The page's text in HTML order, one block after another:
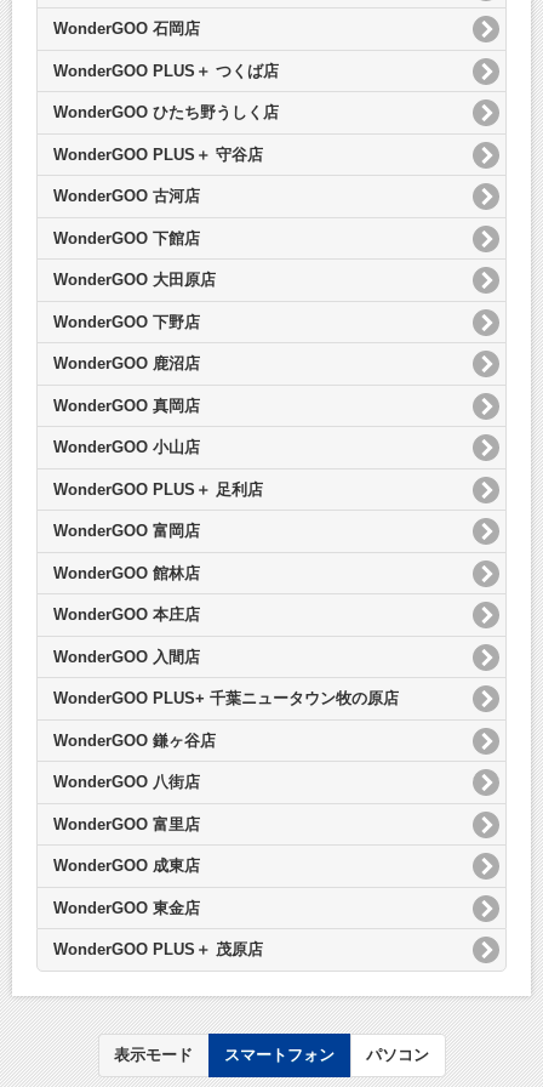
WonderGOO 石岡店
WonderGOO PLUS＋ つくば店
WonderGOO ひたち野うしく店
WonderGOO PLUS＋ 守谷店
WonderGOO 古河店
WonderGOO 下館店
WonderGOO 大田原店
WonderGOO 下野店
WonderGOO 鹿沼店
WonderGOO 真岡店
WonderGOO 小山店
WonderGOO PLUS＋ 足利店
WonderGOO 富岡店
WonderGOO 館林店
WonderGOO 本庄店
WonderGOO 入間店
WonderGOO PLUS+ 千葉ニュータウン牧の原店
WonderGOO 鎌ヶ谷店
WonderGOO 八街店
WonderGOO 富里店
WonderGOO 成東店
WonderGOO 東金店
WonderGOO PLUS＋ 茂原店
表示モード スマートフォン パソコン